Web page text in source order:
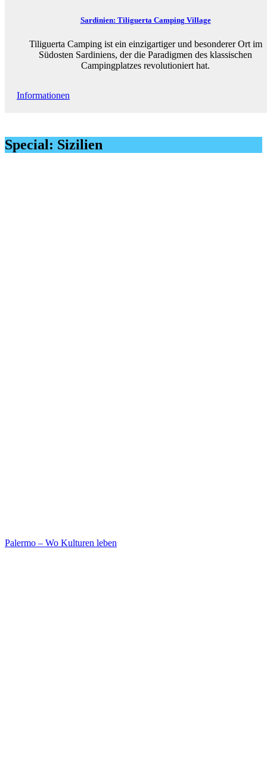
Sardinien: Tiliguerta Camping Village
Tiliguerta Camping ist ein einzigartiger und besonderer Ort im
Südosten Sardiniens, der die Paradigmen des klassischen
Campingplatzes revolutioniert hat.
Informationen
Special: Sizilien
Palermo – Wo Kulturen leben